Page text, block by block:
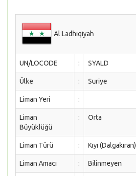
Al Ladhiqiyah
UN/LOCODE : SYALD
Ülke : Suriye
Liman Yeri :
Liman
Büyüklüğü
: Orta
Liman Türü : Kıyı (Dalgakıran)
Liman Amacı : Bilinmeyen